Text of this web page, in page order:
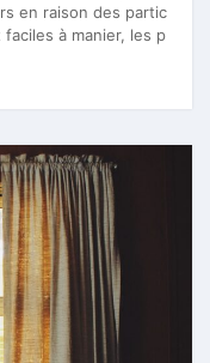
en raison des partic
à manier, les p